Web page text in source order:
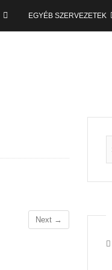
EGYÉB SZERVEZETEK
Next →